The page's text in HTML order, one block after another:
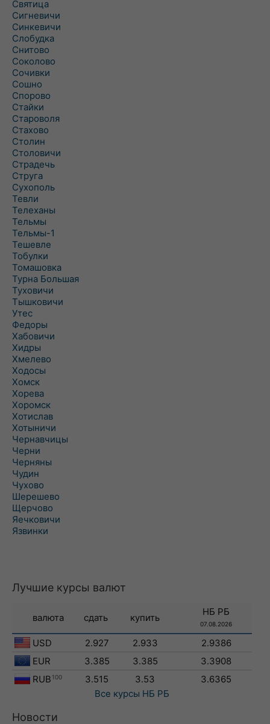
Святица
Сигневичи
Синкевичи
Слобудка
Снитово
Соколово
Сочивки
Сошно
Спорово
Стайки
Староволя
Стахово
Столин
Столовичи
Страдечь
Струга
Сухополь
Тевли
Телеханы
Тельмы
Тельмы-1
Тешевле
Тобулки
Томашовка
Турна Большая
Туховичи
Тышковичи
Утес
Федоры
Хабовичи
Хидры
Хмелево
Ходосы
Хомск
Хорева
Хоромск
Хотислав
Хотыничи
Чернавчицы
Черни
Черняны
Чудин
Чухово
Шерешево
Щерчово
Яечковичи
Язвинки
Лучшие курсы валют
валюта сдать купить
НБ РБ
07.08.2026
USD 2.927 2.933
2.9386
EUR
3.385 3.385
3.3908
RUB 100 3.515 3.53
3.6365
Все курсы НБ РБ
Новости